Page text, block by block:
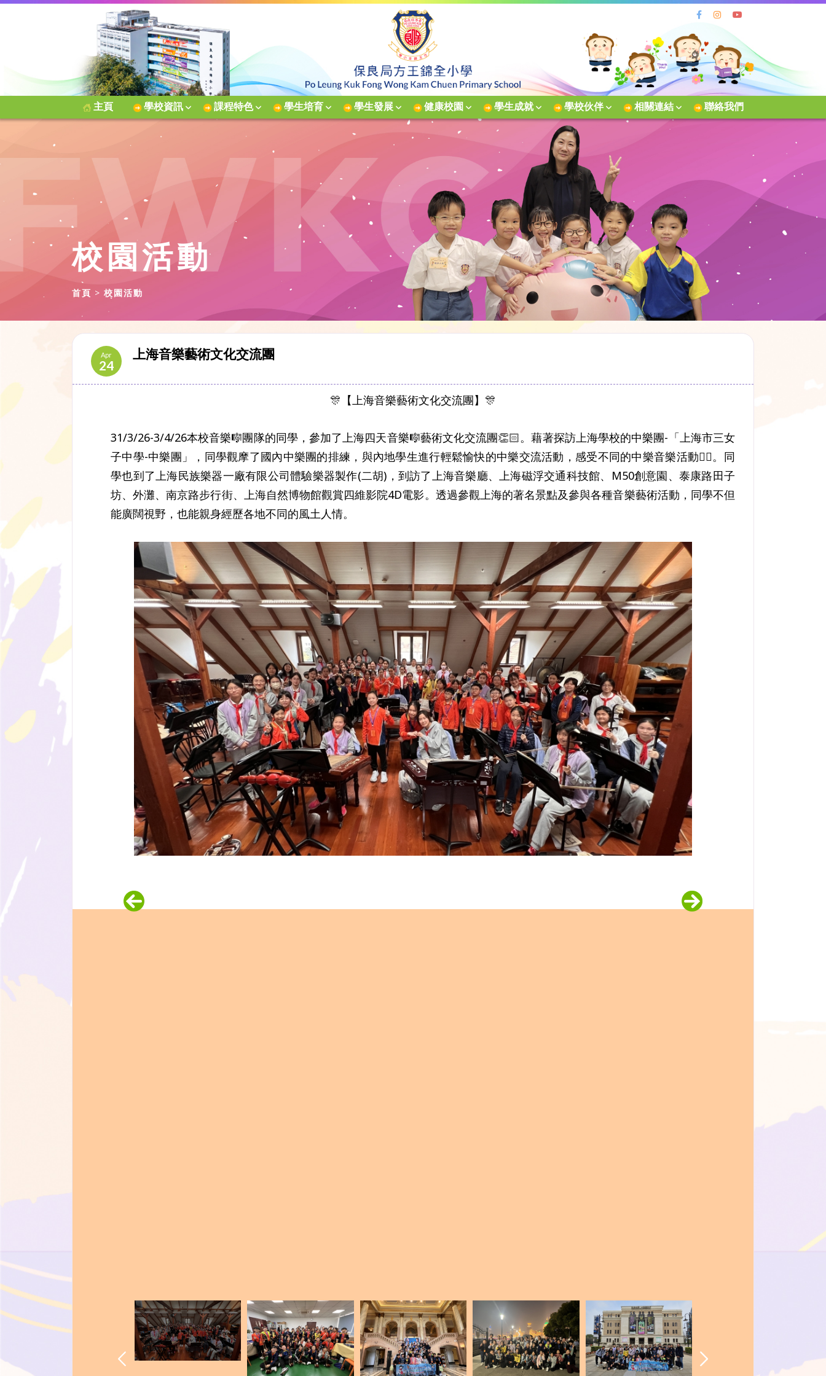
主頁 學校資訊 課程特色 學生培育 學生發展 健康校園 學生成就 學校伙伴 相關連結 聯絡我們
校園活動
首頁 校園活動
Apr
24
上海音樂藝術文化交流團
🎊【上海音樂藝術文化交流團】🎊
31/3/26-3/4/26本校音樂🎼團隊的同學，參加了上海四天音樂🎼藝術文化交流團👏🏻。藉著探訪上海學校的中樂團-「上海市三女
子中學-中樂團」，同學觀摩了國內中樂團的排練，與內地學生進行輕鬆愉快的中樂交流活動，感受不同的中樂音樂活動👍🏻。同
學也到了上海民族樂器一廠有限公司體驗樂器製作(二胡)，到訪了上海音樂廳、上海磁浮交通科技館、M50創意園、泰康路田子
坊、外灘、南京路步行街、上海自然博物館觀賞四維影院4D電影。透過參觀上海的著名景點及參與各種音樂藝術活動，同學不但
能廣闊視野，也能親身經歷各地不同的風土人情。